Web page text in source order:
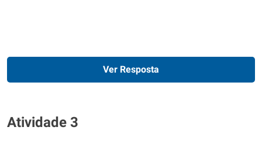
Ver Resposta
Atividade 3